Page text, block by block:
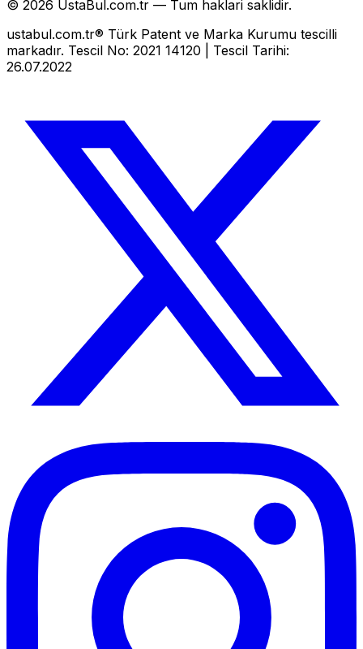
© 2026 UstaBul.com.tr — Tum haklari saklidir.
ustabul.com.tr® Türk Patent ve Marka Kurumu tescilli
markadır. Tescil No: 2021 14120 | Tescil Tarihi:
26.07.2022